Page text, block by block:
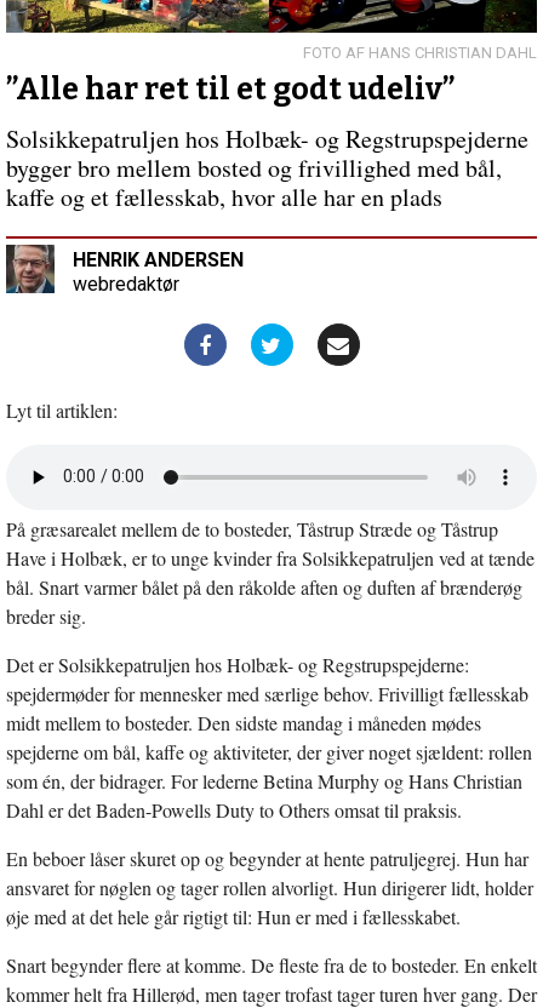
bøn
HANS CHRISTIAN DAHL
”Alle har ret til et godt udeliv”
Solsikkepatruljen hos Holbæk- og Regstrupspejderne
bygger bro mellem bosted og frivillighed med bål,
kaffe og et fællesskab, hvor alle har en plads
HENRIK ANDERSEN
webredaktør
Lyt til artiklen:
nyt
vindue
På græsarealet mellem de to bosteder, Tåstrup Stræde og Tåstrup
Have i Holbæk, er to unge kvinder fra Solsikkepatruljen ved at tænde
bål. Snart varmer bålet på den råkolde aften og duften af brænderøg
breder sig.
Det er Solsikkepatruljen hos Holbæk- og Regstrupspejderne:
spejdermøder for mennesker med særlige behov. Frivilligt fællesskab
midt mellem to bosteder. Den sidste mandag i måneden mødes
spejderne om bål, kaffe og aktiviteter, der giver noget sjældent: rollen
som én, der bidrager. For lederne Betina Murphy og Hans Christian
Dahl er det Baden-Powells Duty to Others omsat til praksis.
En beboer låser skuret op og begynder at hente patruljegrej. Hun har
ansvaret for nøglen og tager rollen alvorligt. Hun dirigerer lidt, holder
øje med at det hele går rigtigt til: Hun er med i fællesskabet.
Snart begynder flere at komme. De fleste fra de to bosteder. En enkelt
kommer helt fra Hillerød, men tager trofast tager turen hver gang. Der